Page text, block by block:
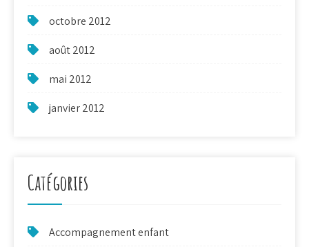
octobre 2012
août 2012
mai 2012
janvier 2012
Catégories
Accompagnement enfant